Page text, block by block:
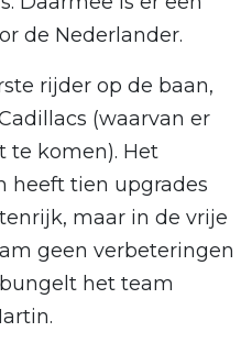
de Nederlander.
rijder op de baan,
(waarvan er
te komen). Het
heeft tien upgrades
maar in de vrije
geen verbeteringen
het team